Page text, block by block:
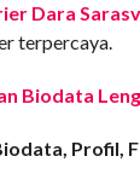
Dara
terpercaya.
Biodata
Profil,